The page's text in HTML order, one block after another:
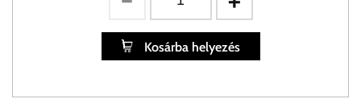
Kosárba helyezés